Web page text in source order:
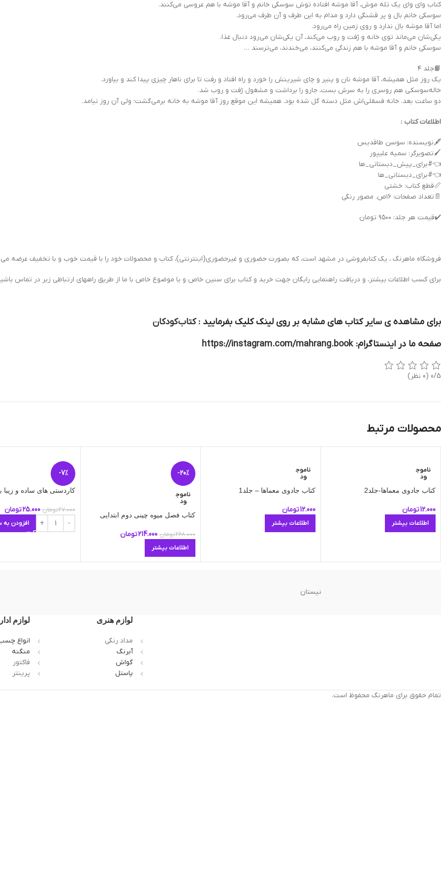
کتاب وای وای یک تله موش، آقا موشه افتاده توش سوسکی خانم و آقا موشه با هم عروسی می‌کنند.
سوسکی خانم بال و پر قشنگی دارد و مدام به این طرف و آن طرف می‌رود.
اما آقا موشه بال ندارد و روی زمین راه ‌می‌رود.
یکی‌شان می‌ماند توی خانه و رُفت و روب می‌کند، آن یکی‌شان می‌رود دنبال غذا.
سوسکی خانم و آقا موشه با هم زندگی می‌کنند، می‌خندند، می‌ترسند …
📙جلد ۴
يك روز مثل هميشه، آقا موشه نان و پنير و چاى شيرينش را خورد و راه افتاد و رفت تا براى ناهار چيزى پيدا كند و بياورد.
خاله‌سوسكى هم روسرى را به سرش بست، جارو را برداشت و مشغول رُفت و روب شد.
دو ساعت بعد. خانه فسقلى‌‏اش مثل دسته گل شده بود. هميشه اين موقع روز آقا موشه به خانه برمى‌‏گشت؛ ولى آن روز نيامد.‌
اطلاعات کتاب :
🖋نویسنده: سوسن طاقدیس
🖌تصویرگر: سمیه علیپور
👈#برای_پیش_دبستانی_ها
👈#برای_دبستانی_ها
📏قطع کتاب: خشتی
📄تعداد صفحات: ۱۶ص. مصور رنگی
✔️قیمت هر جلد: ۹۵۰۰ تومان
فروشگاه ماهرنگ ، یک کتابفروشی در مشهد است، که بصورت حضوری و غیرحضوری(اینترنتی)، کتاب و محصولات خود را با قیمت خوب و با تخفیف عرضه می
برای کسب اطلاعات بیشتر، و دریافت راهنمایی رایگان جهت خرید و کتاب برای سنین خاص و یا موضوع خاص با ما از طریق راههای ارتباطی زیر در تماس
برای مشاهده ی سایر کتاب های مشابه بر روی لینک کلیک بفرمایید :کتاب کودکان
صفحه ما در اینستاگرام:https://instagram.com/mahrang.book
0/5 (0 نظر)
محصولات مرتبط
ناموج
ود
کتاب جادوی معماها-جلد2
12.000تومان
اطلاعات بیشتر
ناموج
ود
کتاب جادوی معماها – جلد1
12.000تومان
اطلاعات بیشتر
-20%
ناموج
ود
کتاب فصل میوه چینی دوم ابتدایی
268.000تومان 214.000تومان
اطلاعات بیشتر
-7%
کاردستی های ساده و زیبا
27.000تومان 25.000تومان
افزودن به
نیستان
لوازم هنری
مداد رنگی
آبرنگ
گواش
پاستل
لوازم
انواع
منگنه
فاکتور
پرینتر
تمام حقوق برای ماهرنگ محفوظ است.